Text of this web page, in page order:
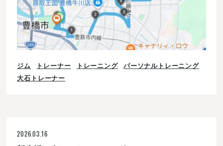
ジム トレーナー トレーニング
パーソナルトレーニング
大石トレーナー
2026.03.16